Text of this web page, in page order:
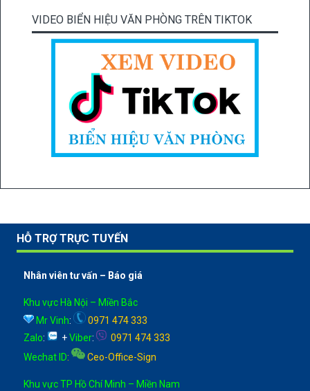
VIDEO BIỂN HIỆU VĂN PHÒNG TRÊN TIKTOK
HỖ TRỢ TRỰC TUYẾN
Nhân viên tư vấn – Báo giá
Khu vực Hà Nội – Miền Bắc
Mr Vinh:
0971 474 333
Zalo: +Viber:
0971 474 333
Wechat ID: Ceo-Office-Sign
Khu vực TP Hồ Chí Minh – Miền Nam